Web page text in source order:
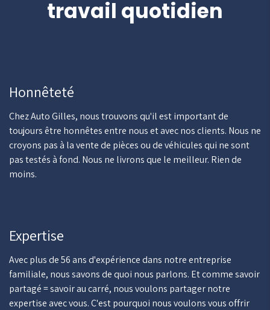
travail quotidien
Honnêteté
Chez Auto Gilles, nous trouvons qu'il est important de
toujours être honnêtes entre nous et avec nos clients. Nous ne
croyons pas à la vente de pièces ou de véhicules qui ne sont
pas testés à fond. Nous ne livrons que le meilleur. Rien de
moins.
Expertise
Avec plus de 56 ans d'expérience dans notre entreprise
familiale, nous savons de quoi nous parlons. Et comme savoir
partagé = savoir au carré, nous voulons partager notre
expertise avec vous. C'est pourquoi nous voulons vous offrir